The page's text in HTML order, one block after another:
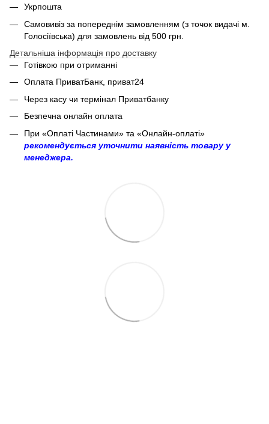
Укрпошта
Самовивіз за попереднім замовленням (з точок видачі м.
Голосіївська) для замовлень від 500 грн.
Детальніша інформація про доставку
Готівкою при отриманні
Оплата ПриватБанк, приват24
Через касу чи термінал Приватбанку
Безпечна онлайн оплата
При «Оплаті Частинами» та «Онлайн-оплаті»
рекомендується уточнити наявність товару у
менеджера.